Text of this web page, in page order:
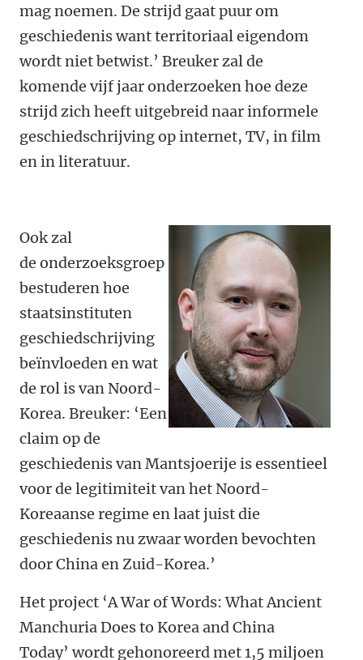
mag noemen. De strijd gaat puur om
geschiedenis want territoriaal eigendom
wordt niet betwist.’ Breuker zal de
komende vijf jaar onderzoeken hoe deze
strijd zich heeft uitgebreid naar informele
geschiedschrijving op internet, TV, in film
en in literatuur.
Ook zal
de onderzoeksgroep
bestuderen hoe
staatsinstituten
geschiedschrijving
beïnvloeden en wat
de rol is van Noord-
Korea. Breuker: ‘Een
claim op de
geschiedenis van Mantsjoerije is essentieel
voor de legitimiteit van het Noord-
Koreaanse regime en laat juist die
geschiedenis nu zwaar worden bevochten
door China en Zuid-Korea.’
Het project ‘A War of Words: What Ancient
Manchuria Does to Korea and China
Today’ wordt gehonoreerd met 1,5 miljoen